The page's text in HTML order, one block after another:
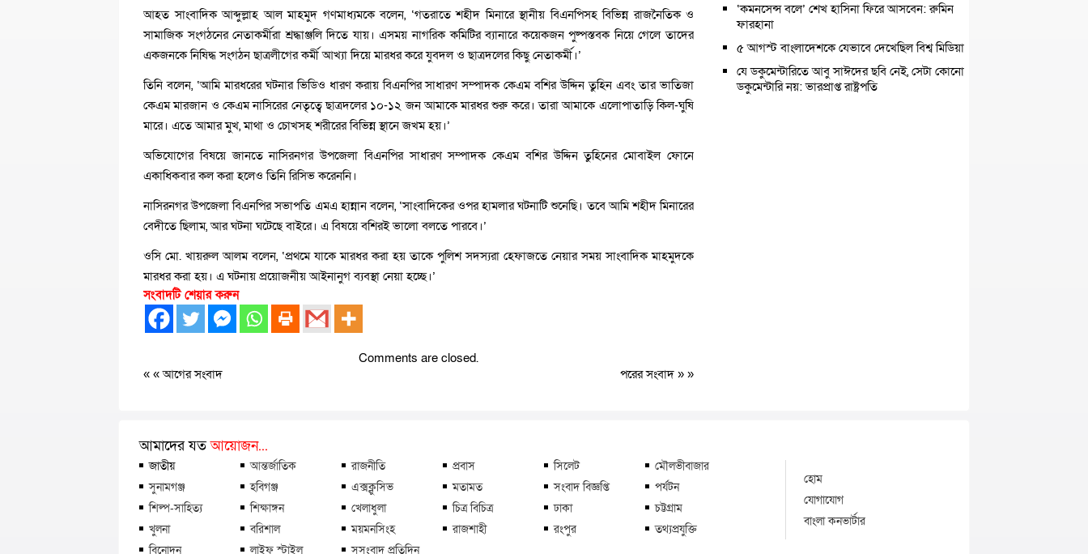
আহত সাংবাদিক আব্দুল্লাহ আল মাহমুদ গণমাধ্যমকে বলেন, ‘গতরাতে শহীদ মিনারে স্থানীয় বিএনপিসহ বিভিন্ন রাজনৈতিক ও
সামাজিক সংগঠনের নেতাকর্মীরা শ্রদ্ধাঞ্জলি দিতে যায়। এসময় নাগরিক কমিটির ব্যানারে কয়েকজন পুষ্পস্তবক নিয়ে গেলে তাদের
একজনকে নিষিদ্ধ সংগঠন ছাত্রলীগের কর্মী আখ্যা দিয়ে মারধর করে যুবদল ও ছাত্রদলের কিছু নেতাকর্মী।’
তিনি বলেন, ‘আমি মারধরের ঘটনার ভিডিও ধারণ করায় বিএনপির সাধারণ সম্পাদক কেএম বশির উদ্দিন তুহিন এবং তার ভাতিজা
কেএম মারজান ও কেএম নাসিরের নেতৃত্বে ছাত্রদলের ১০-১২ জন আমাকে মারধর শুরু করে। তারা আমাকে এলোপাতাড়ি কিল-ঘুষি
মারে। এতে আমার মুখ, মাথা ও চোখসহ শরীরের বিভিন্ন স্থানে জখম হয়।’
অভিযোগের বিষয়ে জানতে নাসিরনগর উপজেলা বিএনপির সাধারণ সম্পাদক কেএম বশির উদ্দিন তুহিনের মোবাইল ফোনে
একাধিকবার কল করা হলেও তিনি রিসিভ করেননি।
নাসিরনগর উপজেলা বিএনপির সভাপতি এমএ হান্নান বলেন, ‘সাংবাদিকের ওপর হামলার ঘটনাটি শুনেছি। তবে আমি শহীদ মিনারের
বেদীতে ছিলাম, আর ঘটনা ঘটেছে বাইরে। এ বিষয়ে বশিরই ভালো বলতে পারবে।’
ওসি মো. খায়রুল আলম বলেন, ‘প্রথমে যাকে মারধর করা হয় তাকে পুলিশ সদস্যরা হেফাজতে নেয়ার সময় সাংবাদিক মাহমুদকে
মারধর করা হয়। এ ঘটনায় প্রয়োজনীয় আইনানুগ ব্যবস্থা নেয়া হচ্ছে।’
সংবাদটি শেয়ার করুন
Comments are closed.
« «আগের সংবাদ পরের সংবাদ » »
‘কমনসেন্স বলে’ শেখ হাসিনা ফিরে আসবেন: রুমিন
ফারহানা
৫ আগস্ট বাংলাদেশকে যেভাবে দেখেছিল বিশ্ব মিডিয়া
যে ডকুমেন্টারিতে আবু সাঈদের ছবি নেই, সেটা কোনো
ডকুমেন্টারি নয়: ভারপ্রাপ্ত রাষ্ট্রপতি
আমাদের যতআয়োজন...
জাতীয় আন্তর্জাতিক রাজনীতি প্রবাস সিলেট
মৌলভীবাজার
সুনামগঞ্জ
হবিগঞ্জ এক্সক্লুসিভ মতামত সংবাদ বিজ্ঞপ্তি
পর্যটন
শিল্প-সাহিত্য
শিক্ষাঙ্গন খেলাধুলা চিত্র বিচিত্র ঢাকা
চট্টগ্রাম
খুলনা
বরিশাল ময়মনসিংহ রাজশাহী রংপুর
তথ্যপ্রযুক্তি
বিনোদন
লাইফ স্টাইল সুসংবাদ প্রতিদিন
হোম
যোগাযোগ
বাংলা কনভার্টার